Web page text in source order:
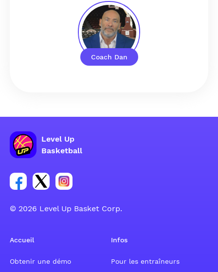
Coach Dan
Level Up
Basketball
Lien vers le groupe du compte Facebook
Lien vers le groupe du compte Tweeter
Lien vers le groupe du compte Instagram
© 2026 Level Up Basket Corp.
Accueil
Obtenir une démo
Infos
Pour les entraîneurs